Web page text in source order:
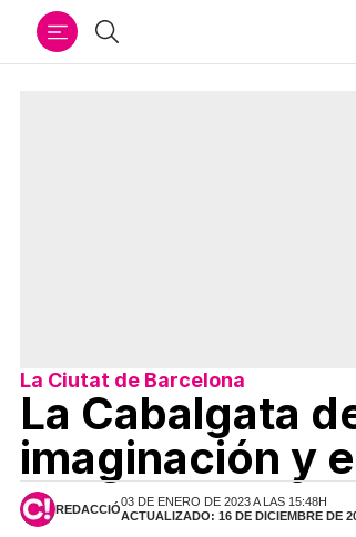
Buscar
La Ciutat de Barcelona
La Cabalgata
imaginación y
REDACCIÓ
03 DE ENERO DE 2023 A LAS 15:48H
ACTUALIZADO: 16 DE DICIEMBRE DE